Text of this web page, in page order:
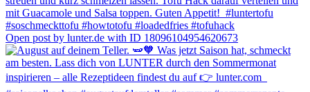
Open post by lunter.de with ID 18096104954620673